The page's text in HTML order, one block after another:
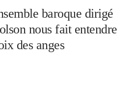
baroque dirigé
nous fait entendre
des anges